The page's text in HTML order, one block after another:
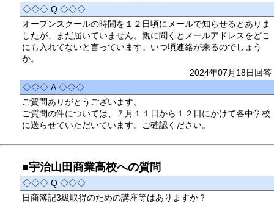
◇◇◇ Q ◇◇◇
オープンスクールの時間を１２日頃にメールで知らせるとありま
したが、まだ届いていません。親に聞くとメールアドレスをどこ
にも入れてないと言っています。いつ頃連絡が来るのでしょう
か。
2024年07月18日回答
◇◇◇ A ◇◇◇
ご質問ありがとうございます。
ご質問の件については、７月１１日から１２日にかけて各中学校
に送らせていただいています。ご確認ください。
■宇治山田商業高校への質問
◇◇◇ Q ◇◇◇
日商簿記3級取得のための講座等はありますか？